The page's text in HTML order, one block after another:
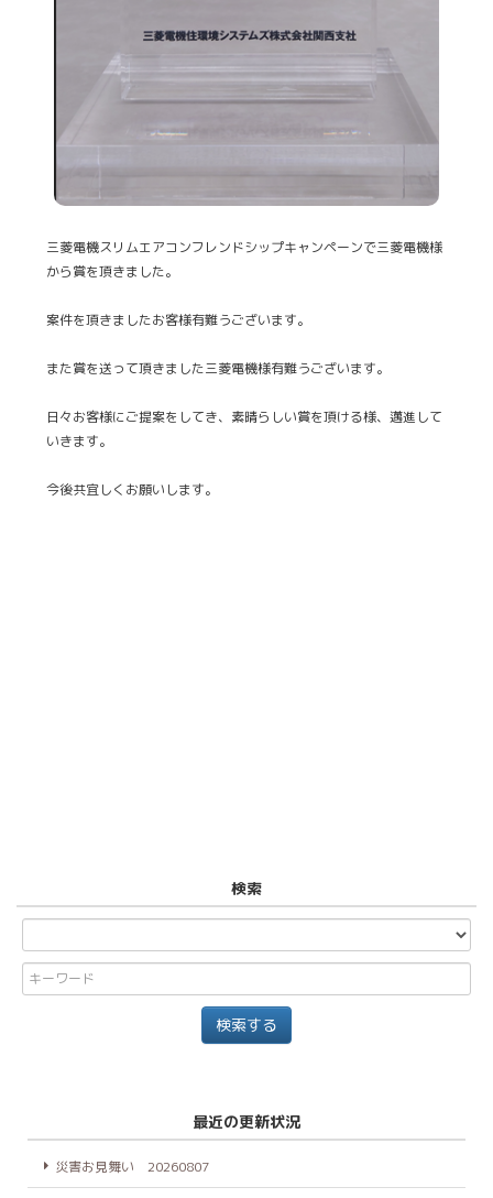
三菱電機スリムエアコンフレンドシップキャンペーンで三菱電機様
から賞を頂きました。
案件を頂きましたお客様有難うございます。
また賞を送って頂きました三菱電機様有難うございます。
日々お客様にご提案をしてき、素晴らしい賞を頂ける様、邁進して
いきます。
今後共宜しくお願いします。
検索
最近の更新状況
災害お見舞い 20260807